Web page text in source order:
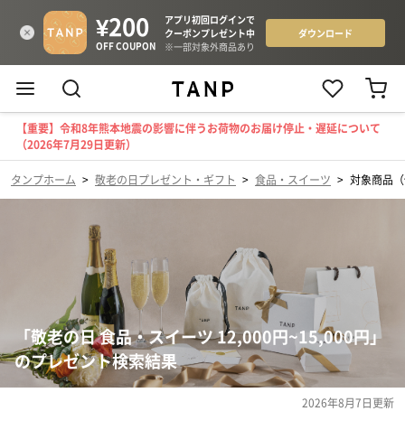
【重要】令和8年熊本地震の影響に伴うお荷物のお届け停止・遅延について
（2026年7月29日更新）
タンプホーム > 敬老の日プレゼント・ギフト > 食品・スイーツ > 対象商品
「敬老の日 食品・スイーツ 12,000円~15,000円」
のプレゼント検索結果
2026年8月7日更新